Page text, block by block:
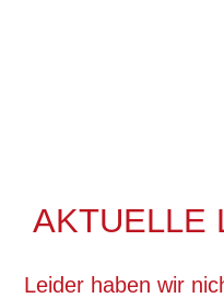
AKTUELLE
Leider haben wir